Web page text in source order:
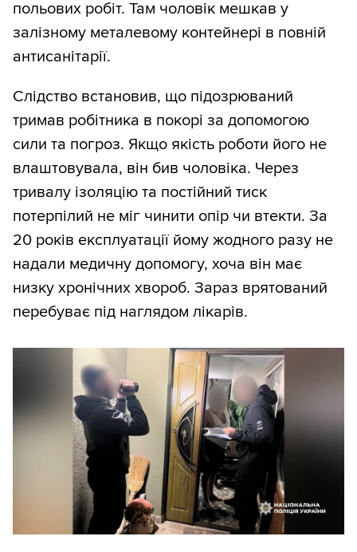
польових робіт. Там чоловік мешкав у
залізному металевому контейнері в повній
антисанітарії.
Слідство встановив, що підозрюваний
тримав робітника в покорі за допомогою
сили та погроз. Якщо якість роботи його не
влаштовувала, він бив чоловіка. Через
тривалу ізоляцію та постійний тиск
потерпілий не міг чинити опір чи втекти. За
20 років експлуатації йому жодного разу не
надали медичну допомогу, хоча він має
низку хронічних хвороб. Зараз врятований
перебуває під наглядом лікарів.